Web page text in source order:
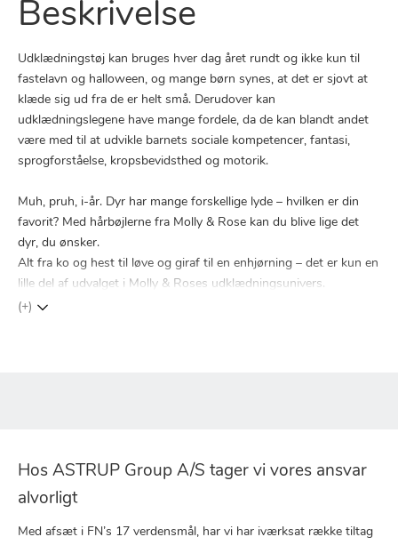
Beskrivelse
Udklædningstøj kan bruges hver dag året rundt og ikke kun til
fastelavn og halloween, og mange børn synes, at det er sjovt at
klæde sig ud fra de er helt små. Derudover kan
udklædningslegene have mange fordele, da de kan blandt andet
være med til at udvikle barnets sociale kompetencer, fantasi,
sprogforståelse, kropsbevidsthed og motorik.
Muh, pruh, i-år. Dyr har mange forskellige lyde – hvilken er din
favorit? Med hårbøjlerne fra Molly & Rose kan du blive lige det
dyr, du ønsker.
Alt fra ko og hest til løve og giraf til en enhjørning – det er kun en
lille del af udvalget i Molly & Roses udklædningsunivers.
(+)
Hos ASTRUP Group A/S tager vi vores ansvar
alvorligt
Med afsæt i FN’s 17 verdensmål, har vi har iværksat række tiltag